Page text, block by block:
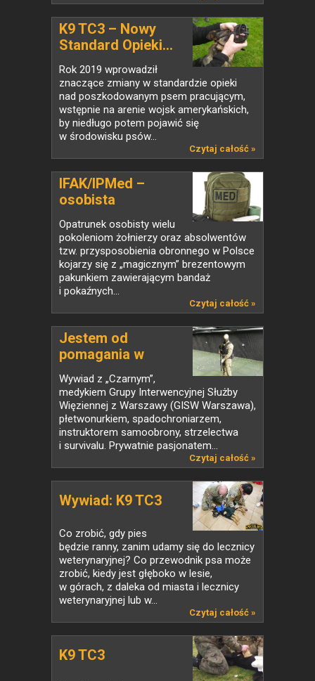
K9 TC3 – Nowy
Standard Opieki...
Rok 2019 wprowadził
znaczące zmiany w standardzie opieki
nad poszkodowanym psem pracującym,
wstępnie na arenie wojsk amerykańskich,
by niedługo potem pojawić się
w środowisku psów...
Czytaj całość »
IFAK/IPMed –
osobista
apteczka...
Opatrunek osobisty wielu
pokoleniom żołnierzy oraz absolwentów
tzw. przysposobienia obronnego w Polsce
kojarzy się z „magicznym” brezentowym
pakunkiem zawierającym bandaż
i pokaźnych...
Czytaj całość »
Jestem od
pomagania w
każdy...
Wywiad z „Czarnym”,
medykiem Grupy Interwencyjnej Służby
Więziennej z Warszawy (GISW Warszawa),
płetwonurkiem, spadochroniarzem,
instruktorem samoobrony, strzelectwa
i survivalu. Prywatnie pasjonatem...
Czytaj całość »
Wywiad: K9 TC3
Co zrobić, gdy pies
będzie ranny, zanim udamy się do lecznicy
weterynaryjnej? Co przewodnik psa może
zrobić, kiedy jest głęboko w lesie,
w górach, z daleka od miasta i lecznicy
weterynaryjnej lub w...
Czytaj całość »
K9 TC3